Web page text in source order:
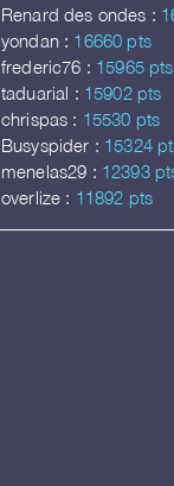
Renard des ondes :
yondan : 16660 pts
frederic76 : 15965 pts
taduarial : 15902 pts
chrispas : 15530 pts
Busyspider : 15324
menelas29 : 12393
overlize : 11892 pts